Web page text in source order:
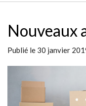
Nouveaux
Publié le 30 janvier